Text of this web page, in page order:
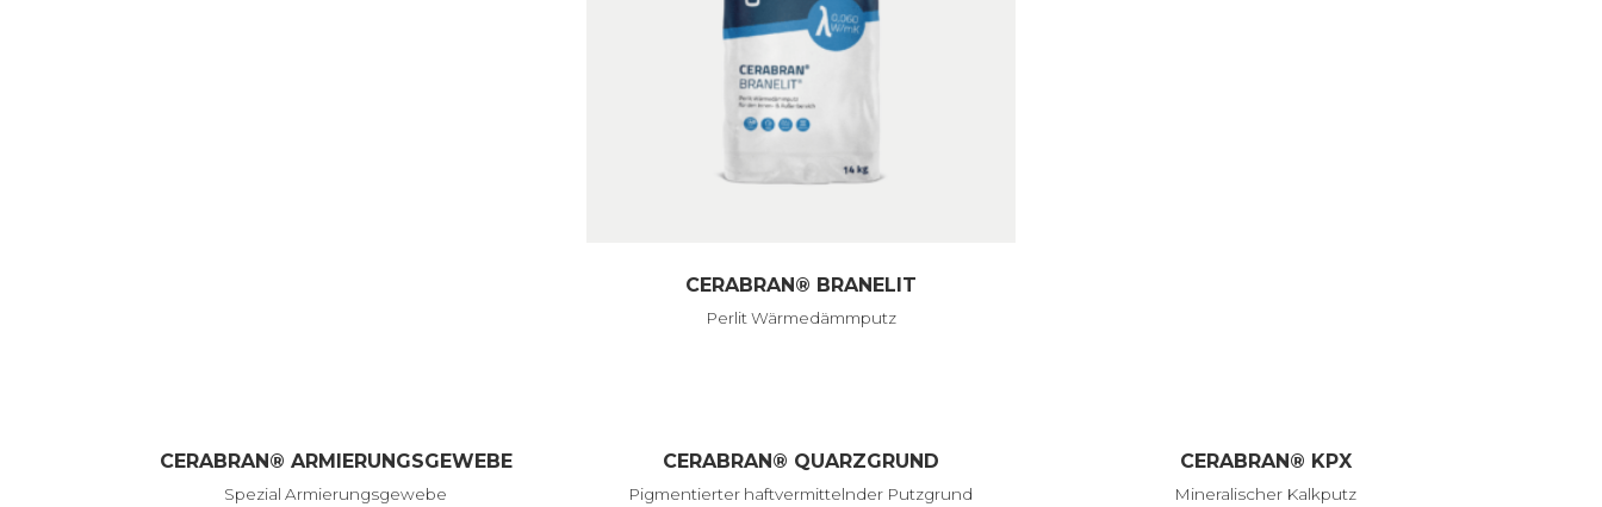
CERABRAN® BRANELIT
Perlit Wärmedämmputz
CERABRAN® ARMIERUNGSGEWEBE
Spezial Armierungsgewebe
CERABRAN® QUARZGRUND
Pigmentierter haftvermittelnder Putzgrund
CERABRAN® KPX
Mineralischer Kalkputz